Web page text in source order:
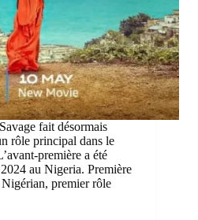
fait désormais
rôle principal dans le
première a été
au Nigeria. Première
premier rôle